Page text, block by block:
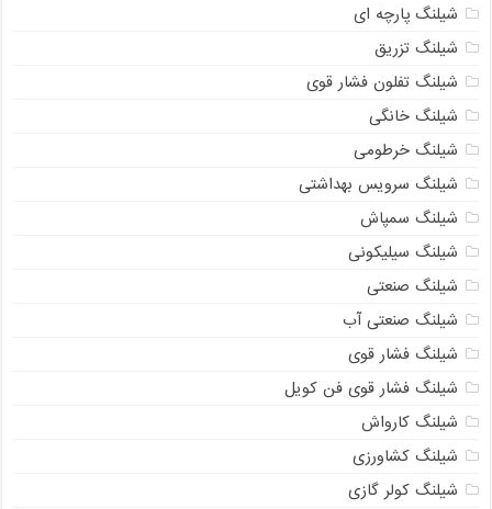
شیلنگ پارچه‌ ای
شیلنگ تزریق
شیلنگ تفلون فشار قوی
شیلنگ خانگی
شیلنگ خرطومی
شیلنگ سرویس بهداشتی
شیلنگ سمپاش
شیلنگ سیلیکونی
شیلنگ صنعتی
شیلنگ صنعتی آب
شیلنگ فشار قوی
شیلنگ فشار قوی فن کویل
شیلنگ کارواش
شیلنگ کشاورزی
شیلنگ کولر گازی